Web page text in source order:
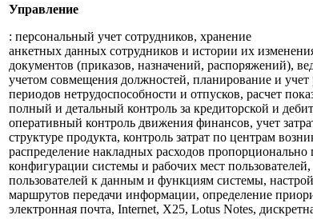
Управление
: персональный учет сотрудников, хранение
анкетных данных сотрудников и истории их
документов (приказов, назначений, распоряжений),
учетом совмещения должностей, планирование и учет
периодов нетрудоспособности и отпусков, расчет
полный и детальный контроль за кредиторской и
оперативный контроль движения финансов, учет
структуре продукта, контроль затрат по центрам
распределение накладных расходов
конфигурации системы и рабочих мест
пользователей к данным и функциям системы,
маршрутов передачи информации, определение
электронная почта, Internet, X25, Lotus Notes,